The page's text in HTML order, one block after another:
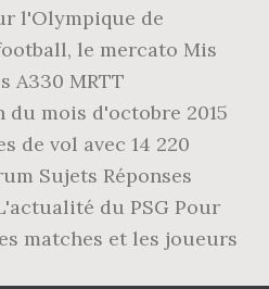
l'Olympique de
le mercato Mis
A330 MRTT
mois d'octobre 2015
de vol avec 14 220
Sujets Réponses
du PSG Pour
matches et les joueurs